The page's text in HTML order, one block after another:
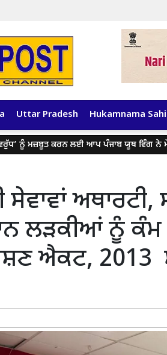
Uttar Pradesh Hukamnama
ਕਰਨ ਲਈ ਆਪ ਪੰਜਾਬ ਯੂਥ ਵਿੰਗ ਨੇ ਮੋਹਾਲੀ
ਸੇਵਾਵਾਂ
ਲੜਕੀਆਂ ਨੂੰ ਕੰਮ
ਐਕਟ, 2013